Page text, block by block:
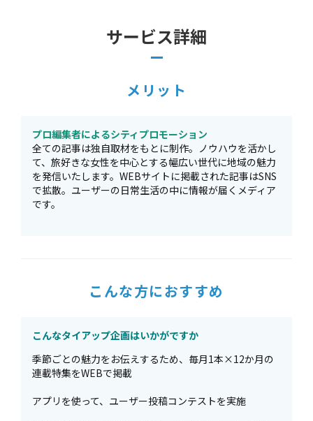
サービス詳細
メリット
プロ編集者によるシティプロモーション
全ての記事は独自取材をもとに制作。ノウハウを活かし
て、旅好きな女性を中心とする幅広い世代に地域の魅力
を発信いたします。WEBサイトに掲載された記事はSNS
で拡散。ユーザーの日常生活の中に情報が届くメディア
です。
こんな方におすすめ
こんなタイアップ企画はいかがですか
季節ごとの魅力をお伝えするため、毎月1本×12か月の
連載特集をWEBで掲載
アプリを使って、ユーザー投稿コンテストを実施